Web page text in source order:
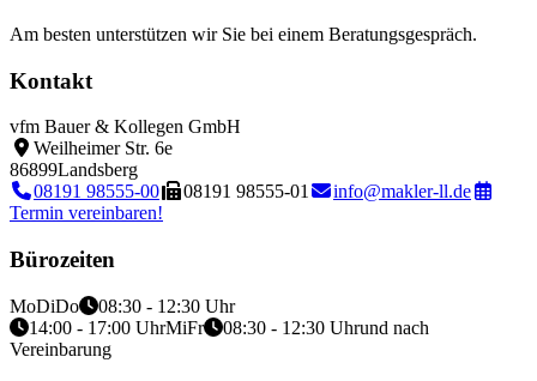
Am besten unterstützen wir Sie bei einem Beratungsgespräch.
Kontakt
vfm Bauer & Kollegen GmbH
Weilheimer Str. 6e
86899Landsberg
08191 98555-00
08191 98555-01
info@makler-ll.de
Termin vereinbaren!
Bürozeiten
MoDiDo
08:30 - 12:30 Uhr
14:00 - 17:00 UhrMiFr 08:30 - 12:30 Uhrund nach
Vereinbarung